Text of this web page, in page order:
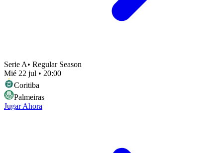
Serie A• Regular Season
Mié 22 jul • 20:00
Coritiba
Palmeiras
Jugar Ahora